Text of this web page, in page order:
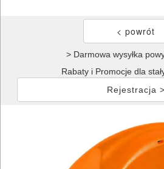
> Darmowa wysyłka
Rabaty i Promocje dla
Rejestracja >